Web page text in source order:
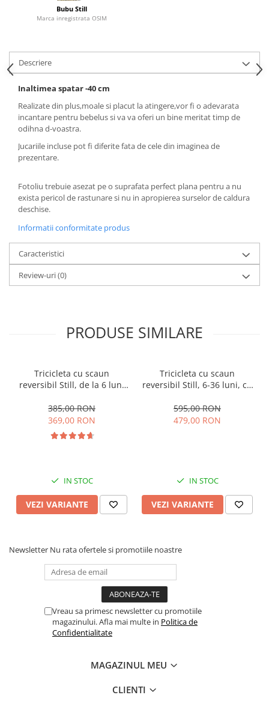
Bubu Still
Marca inregistrata OSIM
Descriere
Inaltimea spatar -40 cm
Realizate din plus,moale si placut la atingere,vor fi o adevarata
incantare pentru bebelus si va va oferi un bine meritat timp de
odihna d-voastra.
Jucariile incluse pot fi diferite fata de cele din imaginea de
prezentare.
Fotoliu trebuie asezat pe o suprafata perfect plana pentru a nu
exista pericol de rastunare si nu in apropierea surselor de caldura
deschise.
Informatii conformitate produs
Caracteristici
Review-uri(0)
PRODUSE SIMILARE
Tricicleta cu scaun
reversibil Still, de la 6 luni
roata Eva plina, siliconata
385,00 RON
369,00 RON
IN STOC
VEZI VARIANTE
Tricicleta cu scaun
reversibil Still, 6-36 luni, cu
roata cauciuc, cu lumini si
muzica, SL07
595,00 RON
479,00 RON
IN STOC
VEZI VARIANTE
Newsletter Nu rata ofertele si promotiile noastre
Vreau sa primesc newsletter cu promotiile
magazinului. Afla mai multe in Politica de
Confidentialitate
MAGAZINUL MEU
CLIENTI